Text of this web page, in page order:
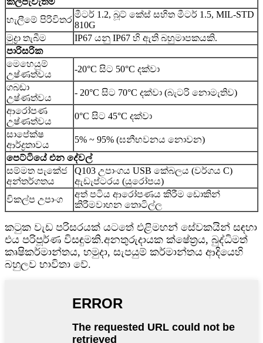
හැලීමේ පිරිවිතර
මීටර් 1.2, බූට් කේස් සහිත මීටර් 1.5, MIL-STD
810G
මුද්‍රා තැබීම
IP67 යනු IP67 හි ඇති බහුමාපකයකි.
පාරිසරික
මෙහෙයුම්
උෂ්ණත්වය
-20°C සිට 50°C දක්වා
ගබඩා
උෂ්ණත්වය
- 20°C සිට 70°C දක්වා (බැටරි නොමැතිව)
ආරෝපණ
උෂ්ණත්වය
0°C සිට 45°C දක්වා
සාපේක්ෂ
ආර්ද්‍රතාවය
5% ~ 95% (ඝනීභවනය නොවන)
පෙට්ටියේ එන දේවල්
සම්මත පැකේජ
අන්තර්ගතය
Q103 උපාංගය USB කේබලය (වර්ගය C)
ඇඩැප්ටරය (යුරෝපය)
විකල්ප උපාංග
අත් පටිය ආරෝපණය කිරීම ඩොකින්
කිරීමවාහන තොටිල්ල
කටුක වැඩ පරිසරයක් යටතේ එළිමහන් සේවකයින් සඳහා
එය පරිපූර්ණ විසඳුමකි.අනතුරුදායක ක්ෂේත්‍රය, බුද්ධිමත්
කෘෂිකර්මාන්තය, හමුදා, සැපයුම් කර්මාන්තය ආදියෙහි
බහුලව භාවිතා වේ.